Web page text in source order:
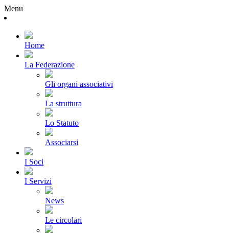
Menu
Home
La Federazione
Gli organi associativi
La struttura
Lo Statuto
Associarsi
I Soci
I Servizi
News
Le circolari